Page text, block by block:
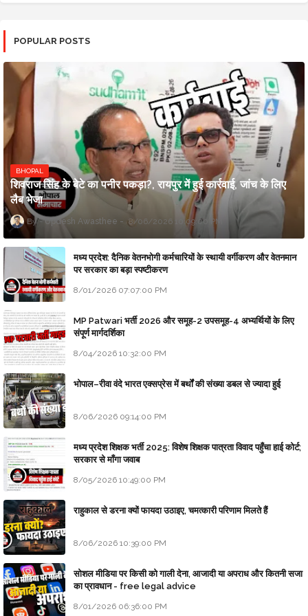
POPULAR POSTS
BHOPAL
शिवराज सिंह के बेटे का पनीर पकड़ा?, रायपुर में हुई कार्रवाई, जांच के लिए
लैब भेजा
Updesh Awasthee 8/06/2026 10:09:00 PM
मध्य प्रदेश: दैनिक वेतनभोगी कर्मचारियों के स्थायी वर्गीकरण और वेतनमान
पर सरकार का बड़ा स्पष्टीकरण
8/01/2026 07:07:00 PM
MP Patwari भर्ती 2026 और समूह-2 उपसमूह-4 अभ्यर्थियों के लिए
संपूर्ण मार्गदर्शिका
8/04/2026 10:32:00 PM
भोपाल–रीवा वंदे भारत एक्सप्रेस में बर्थों की संख्या डबल से ज्यादा हुई
8/06/2026 09:14:00 PM
मध्य प्रदेश शिक्षक भर्ती 2025: विशेष शिक्षक पात्रता विवाद पहुँचा हाई कोर्ट;
सरकार से माँगा जवाब
8/05/2026 10:49:00 PM
राहुकाल से डरना क्यों फायदा उठाइए, चमत्कारी परिणाम मिलते हैं
8/06/2026 10:39:00 PM
सोशल मीडिया पर किसी को गाली देना, आजादी या अपराध और कितनी सजा
का प्रावधान - free legal advice
8/01/2026 06:36:00 PM